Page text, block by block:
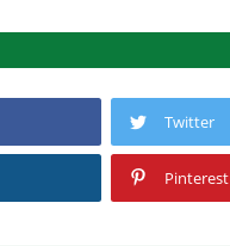
Twitter
Pinterest